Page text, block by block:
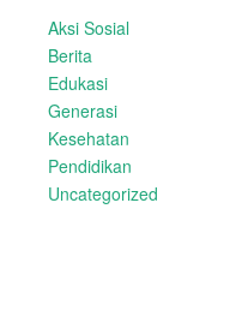
Aksi Sosial
Berita
Edukasi
Generasi
Kesehatan
Pendidikan
Uncategorized